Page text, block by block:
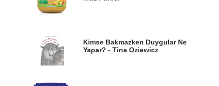
Kimse Bakmazken Duygular Ne
Yapar? - Tina Oziewicz